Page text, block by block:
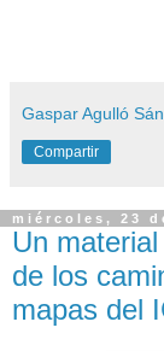
Gaspar Agulló
Compartir
miércoles, 23
Un
de los
mapas del